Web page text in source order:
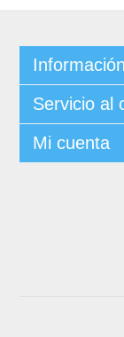
Información
Servicio al
Mi cuenta